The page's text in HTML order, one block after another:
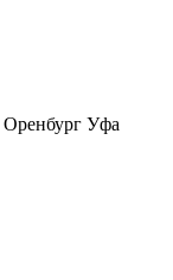
Оренбург Уфа